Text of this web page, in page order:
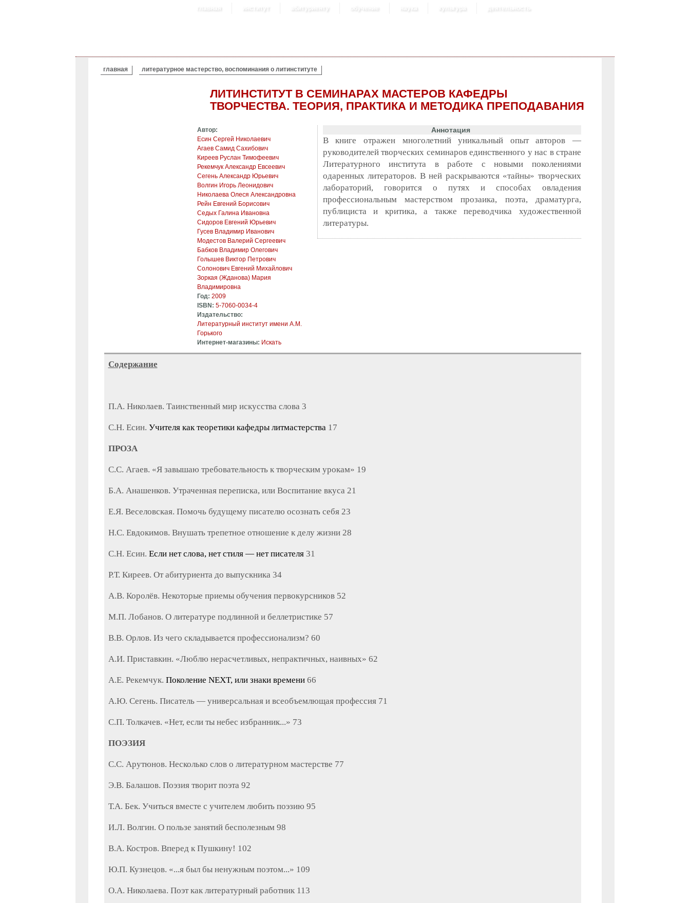
главная институт абитуриенту обучение наука культура деятельность
ВЫ ЗДЕСЬ
главная литературное мастерство, воспоминания о литинституте
ЛИТИНСТИТУТ В СЕМИНАРАХ МАСТЕРОВ КАФЕДРЫ
ТВОРЧЕСТВА. ТЕОРИЯ, ПРАКТИКА И МЕТОДИКА ПРЕПОДАВАНИЯ
Автор:
Есин Сергей Николаевич
Агаев Самид Сахибович
Киреев Руслан Тимофеевич
Рекемчук Александр Евсеевич
Сегень Александр Юрьевич
Волгин Игорь Леонидович
Николаева Олеся Александровна
Рейн Евгений Борисович
Седых Галина Ивановна
Сидоров Евгений Юрьевич
Гусев Владимир Иванович
Модестов Валерий Сергеевич
Бабков Владимир Олегович
Голышев Виктор Петрович
Солонович Евгений Михайлович
Зоркая (Жданова) Мария
Владимировна
Год:2009
ISBN:5-7060-0034-4
Издательство:
Литературный институт имени А.М.
Горького
Интернет-магазины: Искать
Аннотация
В книге отражен многолетний уникальный опыт авторов —
руководителей творческих семинаров единственного у нас в стране
Литературного института в работе с новыми поколениями
одаренных литераторов. В ней раскрываются «тайны» творческих
лабораторий, говорится о путях и способах овладения
профессиональным мастерством прозаика, поэта, драматурга,
публициста и критика, а также переводчика художественной
литературы.
Содержание
П.А. Николаев. Таинственный мир искусства слова 3
С.Н. Есин. Учителя как теоретики кафедры литмастерства 17
ПРОЗА
С.С. Агаев. «Я завышаю требовательность к творческим урокам» 19
Б.А. Анашенков. Утраченная переписка, или Воспитание вкуса 21
Е.Я. Веселовская. Помочь будущему писателю осознать себя 23
Н.С. Евдокимов. Внушать трепетное отношение к делу жизни 28
С.Н. Есин. Если нет слова, нет стиля — нет писателя31
Р.Т. Киреев. От абитуриента до выпускника 34
A.В. Королёв. Некоторые приемы обучения первокурсников 52
М.П. Лобанов. О литературе подлинной и беллетристике 57
B.В. Орлов. Из чего складывается профессионализм? 60
А.И. Приставкин. «Люблю нерасчетливых, непрактичных, наивных» 62
А.Е. Рекемчук. Поколение NEXT, или знаки времени66
A.Ю. Сегень. Писатель — универсальная и всеобъемлющая профессия 71
C.П. Толкачев. «Нет, если ты небес избранник...» 73
ПОЭЗИЯ
С.С. Арутюнов. Несколько слов о литературном мастерстве 77
Э.В. Балашов. Поэзия творит поэта 92
Т.А. Бек. Учиться вместе с учителем любить поэзию 95
И.Л. Волгин. О пользе занятий бесполезным 98
B.А. Костров. Вперед к Пушкину! 102
Ю.П. Кузнецов. «...я был бы ненужным поэтом...» 109
О.А. Николаева. Поэт как литературный работник 113